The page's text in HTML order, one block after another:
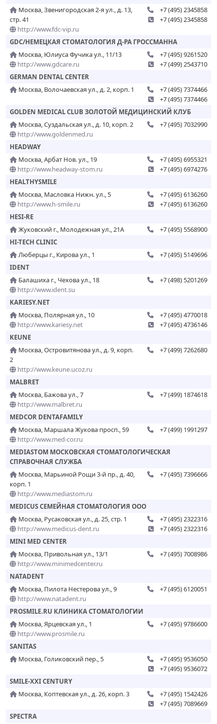
Москва, Звенигородская 2-я ул., д. 13,
стр. 41
http://www.fdc-vip.ru
+7 (495) 2345858
+7 (495) 2345858
GDC/НЕМЕЦКАЯ СТОМАТОЛОГИЯ Д-РА ГРОССМАННА
Москва, Юлиуса Фучика ул., 11/13
http://www.gdcare.ru
+7 (495) 9261520
+7 (499) 2543710
GERMAN DENTAL CENTER
Москва, Волочаевская ул., д. 2, корп. 1
+7 (495) 7374466
+7 (495) 7374466
GOLDEN MEDICAL CLUB ЗОЛОТОЙ МЕДИЦИНСКИЙ КЛУБ
Москва, Суздальская ул., д. 10, корп. 2
http://www.goldenmed.ru
+7 (495) 7032990
HEADWAY
Москва, Арбат Нов. ул., 19
http://www.headway-stom.ru
+7 (495) 6955321
+7 (495) 6974276
HEALTHYSMILE
Москва, Масловка Нижн. ул., 5
http://www.h-smile.ru
+7 (495) 6136260
+7 (495) 6136260
HESI-RE
Жуковский г., Молодежная ул., 21А
+7 (495) 5568900
HI-TECH CLINIC
Люберцы г., Кирова ул., 1
+7 (495) 5149696
IDENT
Балашиха г., Чехова ул., 18
http://www.ident.su
+7 (498) 5201269
KARIESY.NET
Москва, Полярная ул., 10
http://www.kariesy.net
+7 (495) 4770018
+7 (495) 4736146
KEUNE
Москва, Островитянова ул., д. 9, корп.
2
http://www.keune.ucoz.ru
+7 (499) 7262680
MALBRET
Москва, Бажова ул., 7
http://www.malbret.ru
+7 (499) 1874618
MEDCOR DENTAFAMILY
Москва, Маршала Жукова просп., 59
http://www.med-cor.ru
+7 (499) 1991297
MEDIASTOM МОСКОВСКАЯ СТОМАТОЛОГИЧЕСКАЯ
СПРАВОЧНАЯ СЛУЖБА
Москва, Марьиной Рощи 3-й пр., д. 40,
корп. 1
http://www.mediastom.ru
+7 (495) 7396666
MEDICUS СЕМЕЙНАЯ СТОМАТОЛОГИЯ ООО
Москва, Русаковская ул., д. 25, стр. 1
http://www.medicus-dent.ru
+7 (495) 2322316
+7 (495) 2322316
MINI MED CENTER
Москва, Привольная ул., 13/1
http://www.minimedcenter.ru
+7 (495) 7008986
NATADENT
Москва, Пилота Нестерова ул., 9
http://www.natadent.ru
+7 (495) 6120051
PROSMILE.RU КЛИНИКА СТОМАТОЛОГИИ
Москва, Ярцевская ул., 1
http://www.prosmile.ru
+7 (495) 9786600
SANITAS
Москва, Голиковский пер., 5
+7 (495) 9536050
+7 (495) 9536072
SMILE-XXI CENTURY
Москва, Коптевская ул., д. 26, корп. 3
+7 (495) 1542426
+7 (495) 7089669
SPECTRA